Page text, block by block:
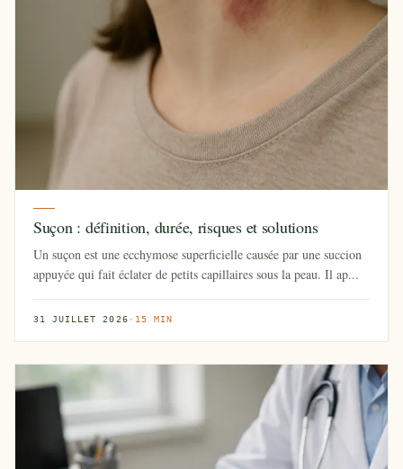
Suçon : définition, durée, risques et solutions
Un suçon est une ecchymose superficielle causée par une succion
appuyée qui fait éclater de petits capillaires sous la peau. Il ap...
31 JUILLET 2026 · 15 MIN